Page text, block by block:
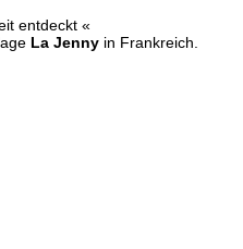
entdeckt «
La Jenny in Frankreich.